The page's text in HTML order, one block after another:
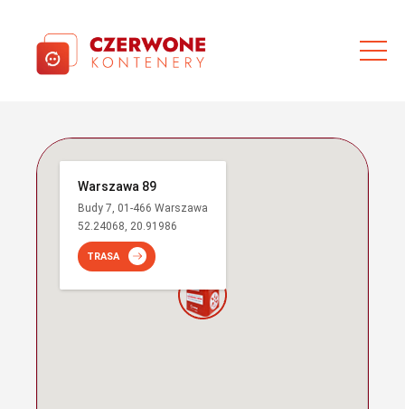
Warszawa 89
Budy 7, 01-466 Warszawa
52.24068, 20.91986
TRASA